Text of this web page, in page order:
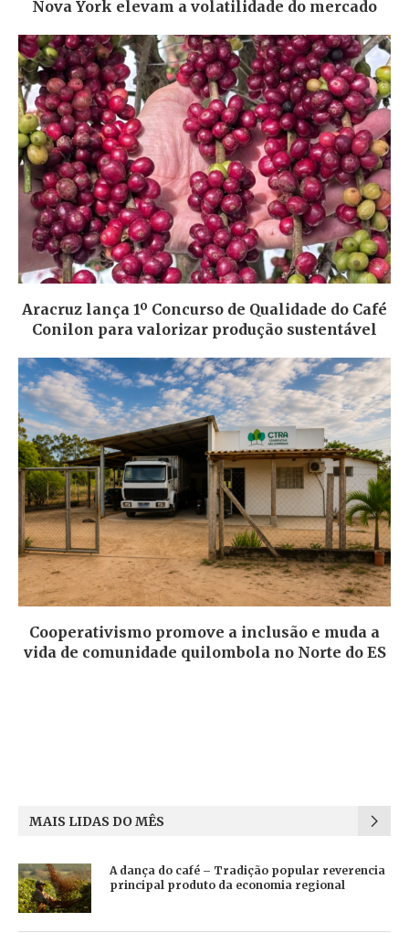
Nova York elevam a volatilidade do mercado
Aracruz lança 1º Concurso de Qualidade do Café
Conilon para valorizar produção sustentável
Cooperativismo promove a inclusão e muda a
vida de comunidade quilombola no Norte do ES
MAIS LIDAS DO MÊS
A dança do café – Tradição popular reverencia
principal produto da economia regional